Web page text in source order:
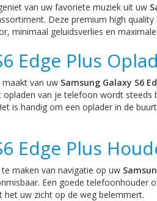
van uw favoriete muziek uit uw
Deze premium high
minimaal geluidsverlies en
Edge Plus
maakt van uw Samsung Galaxy S6
opladen van je telefoon wordt steeds
is handig om een oplader in de
Edge Plus
maken van navigatie op uw
Een goede
het uw zicht op de weg belemmert.